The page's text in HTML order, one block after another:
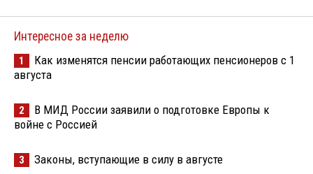
Интересное за неделю
1
Как изменятся пенсии работающих пенсионеров с 1
августа
2
В МИД России заявили о подготовке Европы к
войне с Россией
3 Законы, вступающие в силу в августе